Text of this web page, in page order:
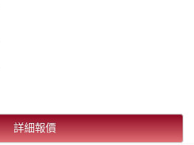
詳細報價